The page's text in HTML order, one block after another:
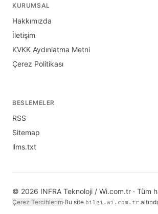
KURUMSAL
Hakkımızda
İletişim
KVKK Aydınlatma Metni
Çerez Politikası
BESLEMELER
RSS
Sitemap
llms.txt
© 2026 INFRA Teknoloji / Wi.com.tr · Tüm
Çerez Tercihlerim·Bu site bilgi.wi.com.tr